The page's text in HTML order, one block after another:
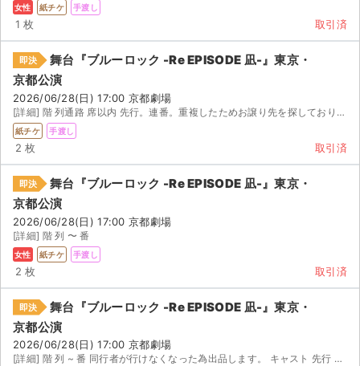
女性 紙チケ 手渡し
1 枚 取引済
即決
舞台『ブルーロック -Re EPISODE 凪-』東京・
京都公演
2026/06/28(日) 17:00 京都劇場
[詳細] 階 列通路 席以内 先行。連番。重複したためお譲り先を探しております。 当日または公演期...
紙チケ 手渡し
2 枚 取引済
即決
舞台『ブルーロック -Re EPISODE 凪-』東京・
京都公演
2026/06/28(日) 17:00 京都劇場
[詳細] 階 列 〜 番
女性 紙チケ 手渡し
2 枚 取引済
即決
舞台『ブルーロック -Re EPISODE 凪-』東京・
京都公演
2026/06/28(日) 17:00 京都劇場
[詳細] 階 列 ~ 番 同行者が行けなくなった為出品します。 キャスト 先行 日 当日...